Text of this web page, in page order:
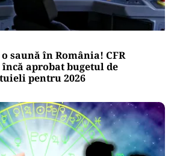
electrocasnicelor.
pe Bolojan cu fierul de călcat